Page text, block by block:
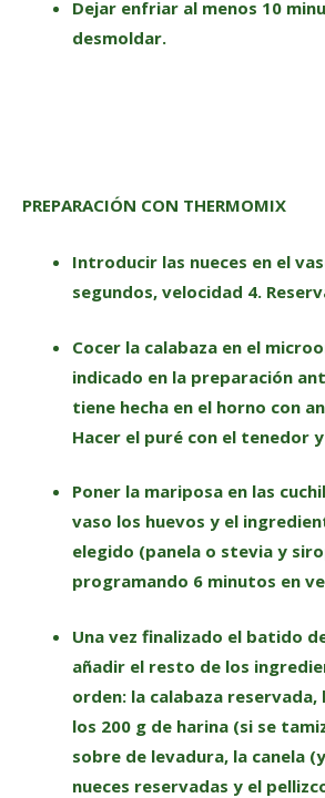
Dejar enfriar al menos 10
desmoldar.
PREPARACIÓN CON THERMOMIX
Introducir las nueces en el
segundos, velocidad 4.
Cocer la calabaza en el
indicado en la preparación
tiene hecha en el horno con
Hacer el puré con el tenedor
Poner la mariposa en las
vaso los huevos y el
elegido (panela o stevia y
programando 6 minutos en
Una vez finalizado el batido
añadir el resto de los
orden: la calabaza reservada,
los 200 g de harina (si se
sobre de levadura, la canela
nueces reservadas y el